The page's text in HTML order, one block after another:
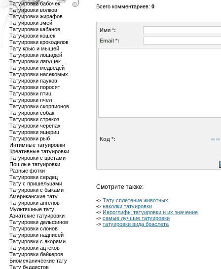
Татуировки бабочек
Татуировки волков
Татуировки жирафов
Татуировки змей
Татуировки кабанов
Татуировки кошек
Татуировки крокодилов
Тату крыс и мышей
Татуировки лошадей
Татуировки лягушек
Татуировки медведей
Татуировки насекомых
Татуировки пауков
Татуировки поросят
Татуировки птиц
Татуировки пчел
Татуировки скорпионов
Татуировки собак
Татуировки стрекоз
Татуировки черепах
Татуировки ящериц
Татуировки рыб
Интимные татуировки
Креативные татуировки
Татуировки с цветами
Пошлые татуировки
Разные фотки
Татуировки сердец
Тату с пришельцами
Татуировки с быками
Американские тату
Татуировки ангелов
Мультяшные тату
Азиатские татуировки
Татуировки дельфинов
Татуировки слонов
Татуировки надписей
Татуировки с якорями
Татуировки ацтеков
Татуировки байкеров
Биомеханические тату
Тату буддистов
Всего комментариев: 0
Имя *:
Email *:
Код *:
Смотрите также:
-> Тату сплетение животных
-> наколки татуировки
-> Иероглифы татуировки и их значение
-> самые лучшие татуировки
-> татуировки вида браслета